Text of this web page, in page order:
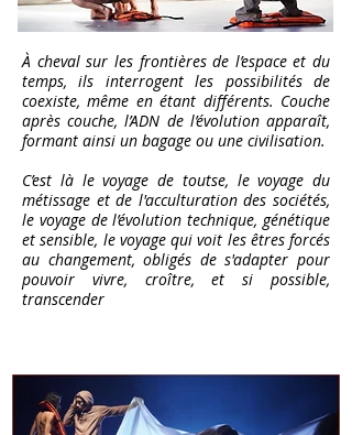
À cheval sur les frontières de l’espace et du
temps, ils interrogent les possibilités de
coexiste, même en étant différents. Couche
après couche, l’ADN de l’évolution apparaît,
formant ainsi un bagage ou une civilisation.
C’est là le voyage de toutse, le voyage du
métissage et de l'acculturation des sociétés,
le voyage de l’évolution technique, génétique
et sensible, le voyage qui voit les êtres forcés
au changement, obligés de s'adapter pour
pouvoir vivre, croître, et si possible,
transcender